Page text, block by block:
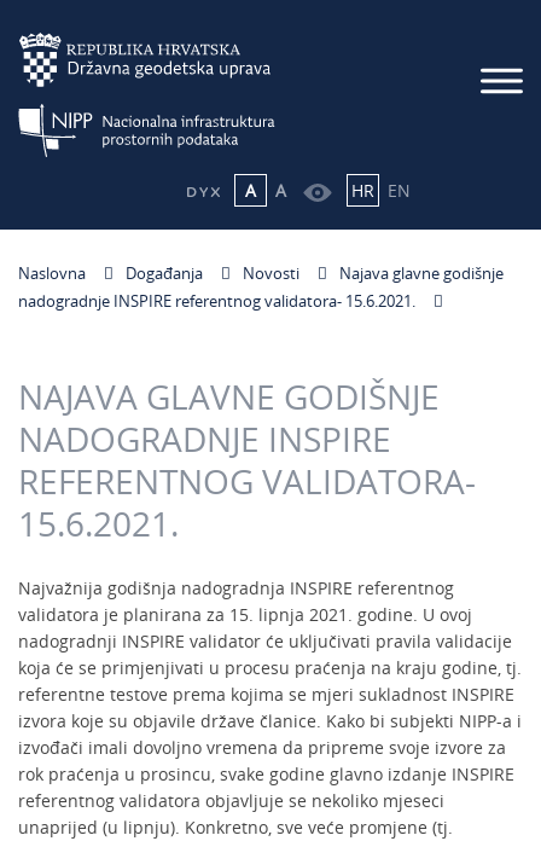
A A HR EN
Naslovna Događanja Novosti
Najava glavne godišnje
nadogradnje INSPIRE referentnog validatora- 15.6.2021.
NAJAVA GLAVNE GODIŠNJE
NADOGRADNJE INSPIRE
REFERENTNOG VALIDATORA-
15.6.2021.
Najvažnija godišnja nadogradnja INSPIRE referentnog
validatora je planirana za 15. lipnja 2021. godine. U ovoj
nadogradnji INSPIRE validator će uključivati pravila validacije
koja će se primjenjivati u procesu praćenja na kraju godine, tj.
referentne testove prema kojima se mjeri sukladnost INSPIRE
izvora koje su objavile države članice. Kako bi subjekti NIPP-a i
izvođači imali dovoljno vremena da pripreme svoje izvore za
rok praćenja u prosincu, svake godine glavno izdanje INSPIRE
referentnog validatora objavljuje se nekoliko mjeseci
unaprijed (u lipnju). Konkretno, sve veće promjene (tj.